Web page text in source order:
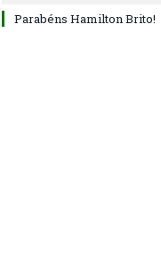
Parabéns Hamilton Brito!